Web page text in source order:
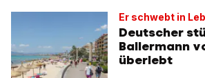
Er schwebt in
Deutscher
Ballermann
überlebt